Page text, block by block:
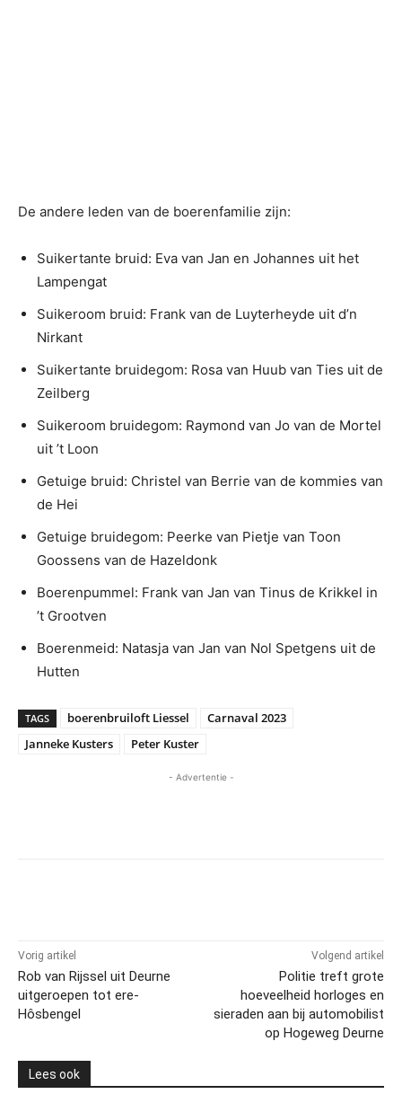
De andere leden van de boerenfamilie zijn:
Suikertante bruid: Eva van Jan en Johannes uit het
Lampengat
Suikeroom bruid: Frank van de Luyterheyde uit d’n
Nirkant
Suikertante bruidegom: Rosa van Huub van Ties uit de
Zeilberg
Suikeroom bruidegom: Raymond van Jo van de Mortel
uit ’t Loon
Getuige bruid: Christel van Berrie van de kommies van
de Hei
Getuige bruidegom: Peerke van Pietje van Toon
Goossens van de Hazeldonk
Boerenpummel: Frank van Jan van Tinus de Krikkel in
’t Grootven
Boerenmeid: Natasja van Jan van Nol Spetgens uit de
Hutten
TAGS boerenbruiloft Liessel
Carnaval 2023
Janneke Kusters
Peter Kuster
- Advertentie -
Vorig artikel
Rob van Rijssel uit Deurne
uitgeroepen tot ere-
Hôsbengel
Volgend artikel
Politie treft grote
hoeveelheid horloges en
sieraden aan bij automobilist
op Hogeweg Deurne
Lees ook